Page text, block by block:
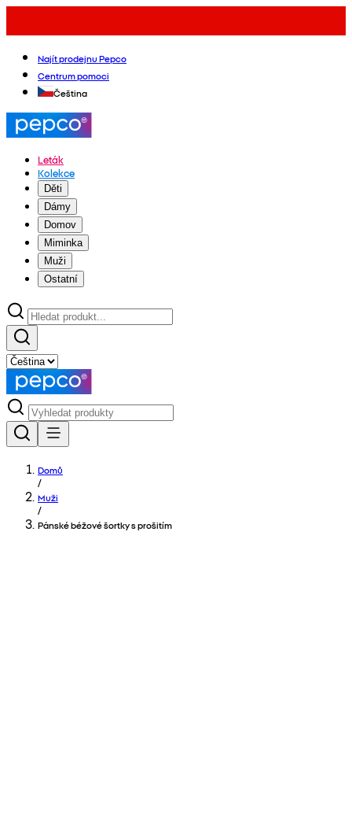
Najít prodejnu Pepco
Centrum pomoci
Čeština
Leták
Kolekce
Děti
Dámy
Domov
Miminka
Muži
Ostatní
Domů
/
Muži
/
Pánské béžové šortky s prošitím